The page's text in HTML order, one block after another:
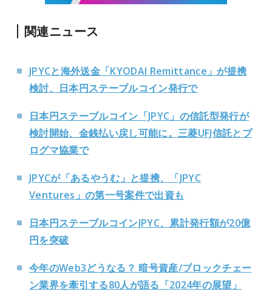
関連ニュース
JPYCと海外送金「KYODAI Remittance」が提携
検討、日本円ステーブルコイン発行で
日本円ステーブルコイン「JPYC」の信託型発行が
検討開始、金銭払い戻し可能に。三菱UFJ信託とプ
ログマ協業で
JPYCが「あるやうむ」と提携、「JPYC
Ventures」の第一号案件で出資も
日本円ステーブルコインJPYC、累計発行額が20億
円を突破
今年のWeb3どうなる？ 暗号資産/ブロックチェー
ン業界を牽引する80人が語る「2024年の展望」